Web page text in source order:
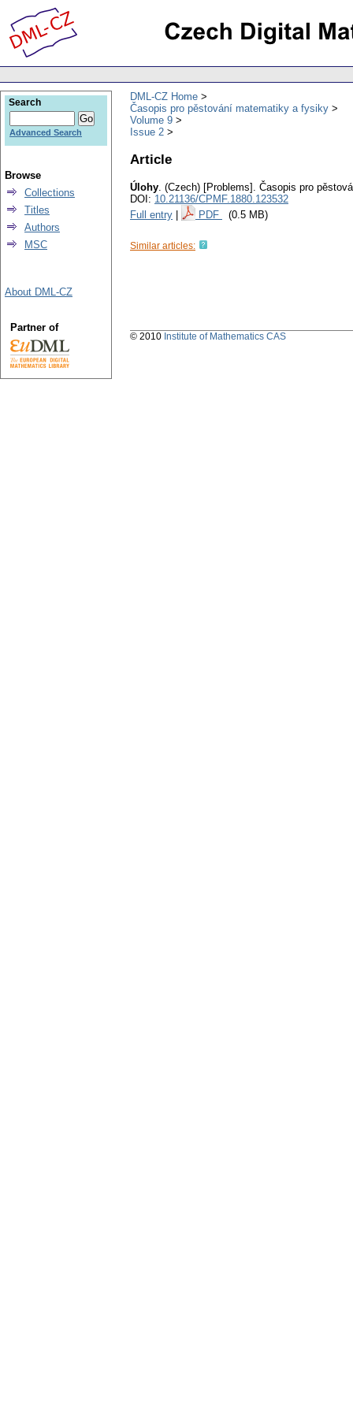
DML-CZ Home
Časopis pro pěstování matematiky a fysiky
Volume 9
Issue 2
Article
Úlohy. (Czech) [Problems]. Časopis pro
DOI: 10.21136/CPMF.1880.123532
Full entry
PDF (0.5 MB)
Similar articles:
Search
Advanced Search
Browse
Collections
Titles
Authors
MSC
About DML-CZ
Partner of
© 2010 Institute of Mathematics CAS